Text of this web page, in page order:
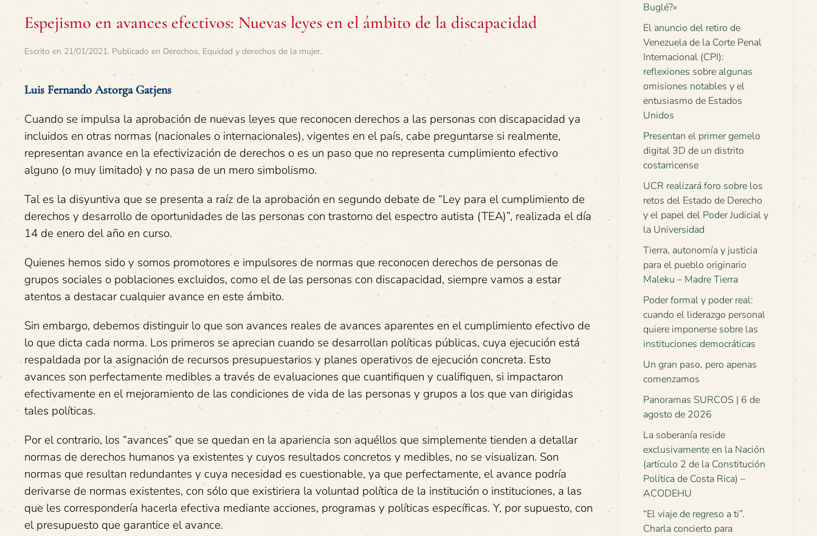
Espejismo en avances efectivos: Nuevas leyes en el ámbito de la discapacidad
Escrito en 21/01/2021. Publicado en Derechos, Equidad y derechos de la mujer.
Luis Fernando Astorga Gatjens
Cuando se impulsa la aprobación de nuevas leyes que reconocen derechos a las personas con discapacidad ya
incluidos en otras normas (nacionales o internacionales), vigentes en el país, cabe preguntarse si realmente,
representan avance en la efectivización de derechos o es un paso que no representa cumplimiento efectivo
alguno (o muy limitado) y no pasa de un mero simbolismo.
Tal es la disyuntiva que se presenta a raíz de la aprobación en segundo debate de “Ley para el cumplimiento de
derechos y desarrollo de oportunidades de las personas con trastorno del espectro autista (TEA)”, realizada el día
14 de enero del año en curso.
Quienes hemos sido y somos promotores e impulsores de normas que reconocen derechos de personas de
grupos sociales o poblaciones excluidos, como el de las personas con discapacidad, siempre vamos a estar
atentos a destacar cualquier avance en este ámbito.
Sin embargo, debemos distinguir lo que son avances reales de avances aparentes en el cumplimiento efectivo de
lo que dicta cada norma. Los primeros se aprecian cuando se desarrollan políticas públicas, cuya ejecución está
respaldada por la asignación de recursos presupuestarios y planes operativos de ejecución concreta. Esto
avances son perfectamente medibles a través de evaluaciones que cuantifiquen y cualifiquen, si impactaron
efectivamente en el mejoramiento de las condiciones de vida de las personas y grupos a los que van dirigidas
tales políticas.
Por el contrario, los “avances” que se quedan en la apariencia son aquéllos que simplemente tienden a detallar
normas de derechos humanos ya existentes y cuyos resultados concretos y medibles, no se visualizan. Son
normas que resultan redundantes y cuya necesidad es cuestionable, ya que perfectamente, el avance podría
derivarse de normas existentes, con sólo que existiriera la voluntad política de la institución o instituciones, a las
que les correspondería hacerla efectiva mediante acciones, programas y políticas específicas. Y, por supuesto, con
el presupuesto que garantice el avance.
Buglé?»
El anuncio del retiro de
Venezuela de la Corte Penal
Internacional (CPI):
reflexiones sobre algunas
omisiones notables y el
entusiasmo de Estados
Unidos
Presentan el primer gemelo
digital 3D de un distrito
costarricense
UCR realizará foro sobre los
retos del Estado de Derecho
y el papel del Poder Judicial y
la Universidad
Tierra, autonomía y justicia
para el pueblo originario
Maleku – Madre Tierra
Poder formal y poder real:
cuando el liderazgo personal
quiere imponerse sobre las
instituciones democráticas
Un gran paso, pero apenas
comenzamos
Panoramas SURCOS | 6 de
agosto de 2026
La soberanía reside
exclusivamente en la Nación
(artículo 2 de la Constitución
Política de Costa Rica) –
ACODEHU
“El viaje de regreso a ti”.
Charla concierto para